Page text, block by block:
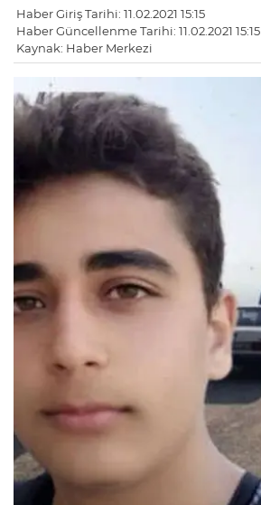
Haber Giriş Tarihi: 11.02.2021 15:15
Haber Güncellenme Tarihi: 11.02.2021 15:15
Kaynak: Haber Merkezi